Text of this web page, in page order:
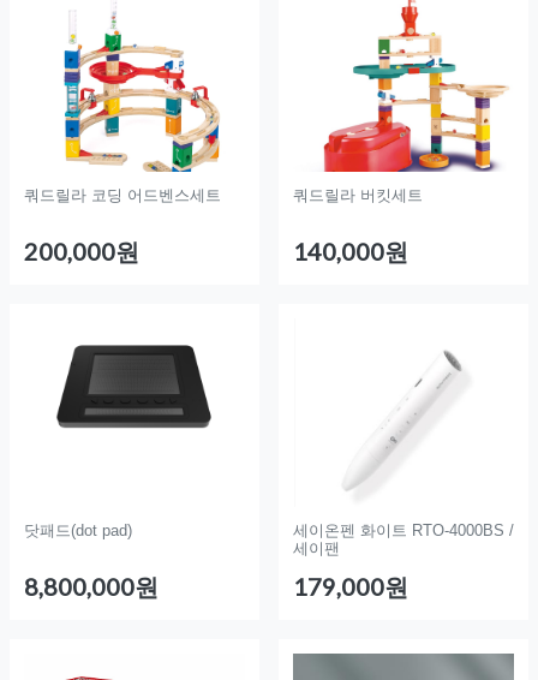
쿼드릴라 코딩 어드벤스세트
200,000원
쿼드릴라 버킷세트
140,000원
닷패드(dot pad)
8,800,000원
세이온펜 화이트 RTO-4000BS /
세이팬
179,000원